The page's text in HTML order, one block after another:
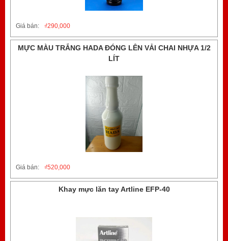
Giá bán: 290,000
₫
MỰC MÀU TRẮNG HADA ĐÓNG LÊN VẢI CHAI NHỰA 1/2
LÍT
Giá bán: 520,000
₫
Khay mực lăn tay Artline EFP-40